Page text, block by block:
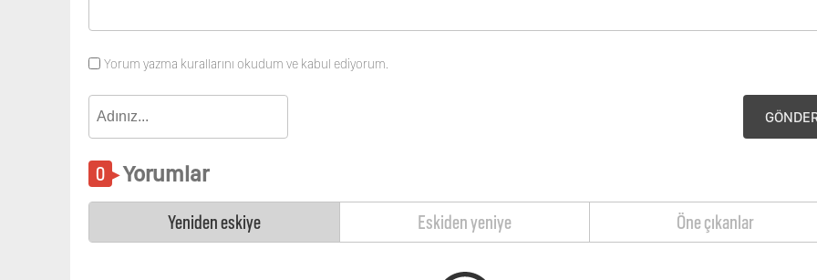
Yorum yazma kurallarını okudum ve kabul ediyorum.
Yorumlar
Yeniden eskiye Eskiden yeniye Öne çıkanlar